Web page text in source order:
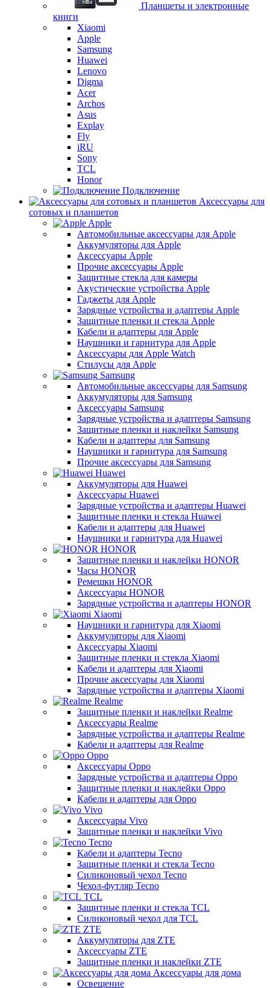
Планшеты и электронные
книги
Xiaomi
Apple
Samsung
Huawei
Lenovo
Digma
Acer
Archos
Asus
Explay
Fly
iRU
Sony
TCL
Honor
Подключение
Аксессуары для
сотовых и планшетов
Apple
Автомобильные аксессуары для Apple
Аккумуляторы для Apple
Аксессуары Apple
Прочие аксессуары Apple
Защитные стекла для камеры
Акустические устройства Apple
Гаджеты для Apple
Зарядные устройства и адаптеры Apple
Защитные пленки и стекла Apple
Кабели и адаптеры для Apple
Наушники и гарнитура для Apple
Аксессуары для Apple Watch
Стилусы для Apple
Samsung
Автомобильные аксессуары для Samsung
Аккумуляторы для Samsung
Аксессуары Samsung
Зарядные устройства и адаптеры Samsung
Защитные пленки и наклейки Samsung
Кабели и адаптеры для Samsung
Наушники и гарнитура для Samsung
Прочие аксессуары для Samsung
Huawei
Аккумуляторы для Huawei
Аксессуары Huawei
Зарядные устройства и адаптеры Huawei
Защитные пленки и стекла Huawei
Кабели и адаптеры для Huawei
Наушники и гарнитура для Huawei
HONOR
Защитные пленки и наклейки HONOR
Часы HONOR
Ремешки HONOR
Аксессуары HONOR
Зарядные устройства и адаптеры HONOR
Xiaomi
Наушники и гарнитура для Xiaomi
Аккумуляторы для Xiaomi
Аксессуары Xiaomi
Защитные пленки и стекла Xiaomi
Кабели и адаптеры для Xiaomi
Прочие аксессуары для Xiaomi
Зарядные устройства и адаптеры Xiaomi
Realme
Защитные пленки и наклейки Realme
Аксессуары Realme
Зарядные устройства и адаптеры Realme
Кабели и адаптеры для Realme
Oppo
Аксессуары Oppo
Зарядные устройства и адаптеры Oppo
Защитные пленки и наклейки Oppo
Кабели и адаптеры для Oppo
Vivo
Аксессуары Vivo
Защитные пленки и наклейки Vivo
Tecno
Кабели и адаптеры Tecno
Защитные пленки и стекла Tecno
Силиконовый чехол Tecno
Чехол-футляр Tecno
TCL
Защитные пленки и стекла TCL
Силиконовый чехол для TCL
ZTE
Аккумуляторы для ZTE
Аксессуары ZTE
Защитные пленки и наклейки ZTE
Аксессуары для дома
Освещение